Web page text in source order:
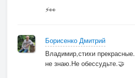
⚡👀
Борисенко Дмитрий
Владимир,стихи
не знаю.Не обессудьте.🤝